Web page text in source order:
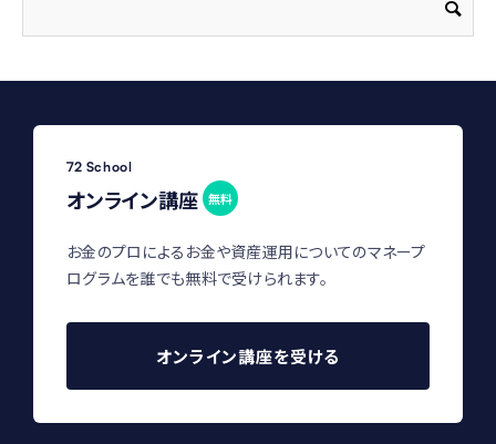
72 School
オンライン講座 無料
お金のプロによるお金や資産運用についてのマネープ
ログラムを誰でも無料で受けられます。
オンライン講座を受ける